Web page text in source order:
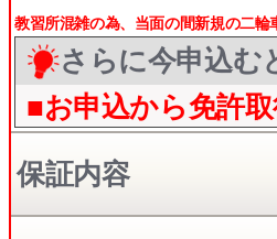
教習所混雑の為、当面の間新規の二
さらに今申込む
■お申込から免許
保証内容